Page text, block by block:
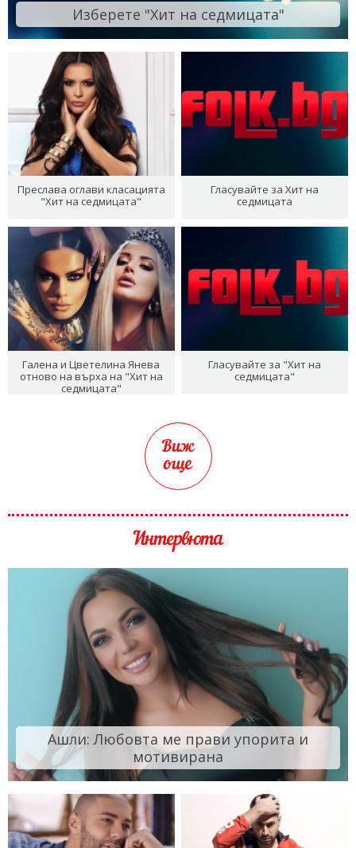
Изберете "Хит на седмицата"
Преслава оглави класацията
"Хит на седмицата"
Гласувайте за Хит на
седмицата
Галена и Цветелина Янева
отново на върха на "Хит на
седмицата"
Гласувайте за "Хит на
седмицата"
Виж
още
Интервюта
Ашли: Любовта ме прави упорита и
мотивирана